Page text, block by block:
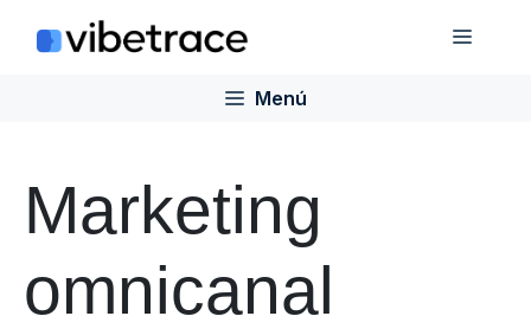
Menú
Menú
Marketing
omnicanal